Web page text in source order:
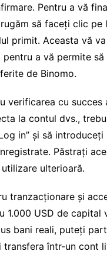
Pentru a vă
să faceți clic pe
primit. Aceasta vă
a vă permite să
de Binomo.
verificarea cu succes
la contul dvs.,
in” și să introduceți
Păstrați
ulterioară.
tranzacționare și
1.000 USD de capital
bani reali, puteți
transfera într-un cont